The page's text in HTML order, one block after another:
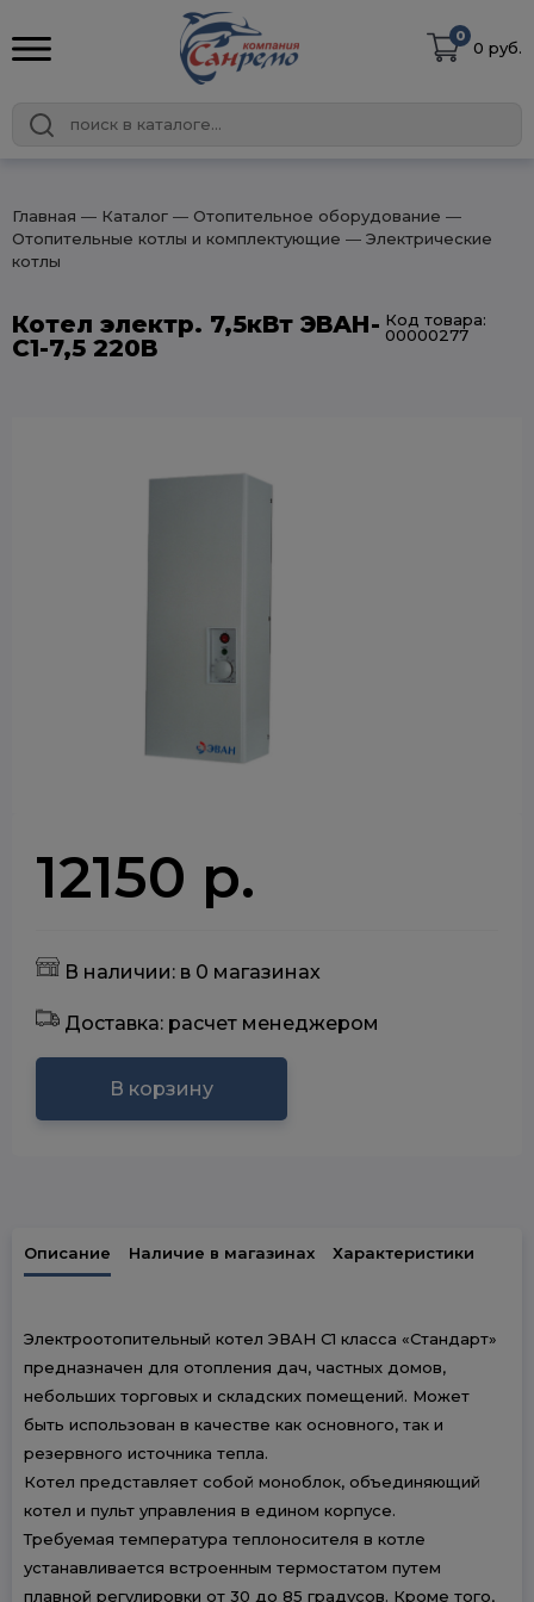
0
0 руб.
Главная ― Каталог ― Отопительное оборудование ―
Отопительные котлы и комплектующие ― Электрические
котлы
Котел электр. 7,5кВт ЭВАН-
С1-7,5 220В
Код товара:
00000277
12150 р.
В наличии: в 0 магазинах
Доставка: расчет менеджером
В корзину
Описание Наличие в магазинах Характеристики
Электроотопительный котел ЭВАН С1 класса «Стандарт»
предназначен для отопления дач, частных домов,
небольших торговых и складских помещений. Может
быть использован в качестве как основного, так и
резервного источника тепла.
Котел представляет собой моноблок, объединяющий
котел и пульт управления в едином корпусе.
Требуемая температура теплоносителя в котле
устанавливается встроенным термостатом путем
плавной регулировки от 30 до 85 градусов. Кроме того,